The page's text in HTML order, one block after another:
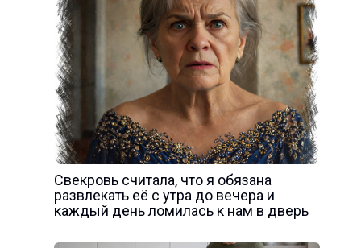
Свекровь считала, что я обязана
развлекать её с утра до вечера и
каждый день ломилась к нам в дверь